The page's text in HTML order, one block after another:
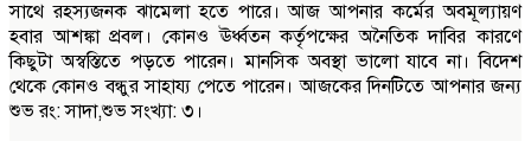
সাথে রহস্যজনক ঝামেলা হতে পারে। আজ আপনার কর্মের অবমূল্যায়ণ
হবার আশঙ্কা প্রবল। কোনও ঊর্ধ্বতন কর্তৃপক্ষের অনৈতিক দাবির কারণে
কিছুটা অস্বস্তিতে পড়তে পারেন। মানসিক অবস্থা ভালো যাবে না। বিদেশ
থেকে কোনও বন্ধুর সাহায্য পেতে পারেন। আজকের দিনটিতে আপনার জন্য
শুভ রং: সাদা,শুভ সংখ্যা: ৩।